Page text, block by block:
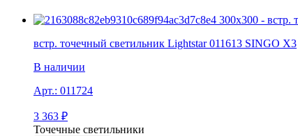
встр. точечный светильник Lightstar 011613 SINGO X3
В наличии
Арт.: 011724
3 363 ₽
Точечные светильники